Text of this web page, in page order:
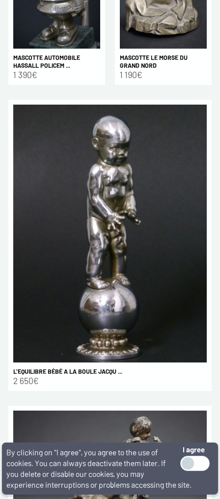
MASCOTTE AUTOMOBILE
HASSALL POLICEM ...
1 390€
MASCOTTE LE MORSE DU
GRAND NORD
1 190€
L'EQUILIBRE BÉBÉ A LA BOULE JACQU ...
2 650€
I agree
By clicking on "I agree", you agree to the use of
cookies. You can always deactivate them later. If
you delete or disable our cookies, you may
experience interruptions or problems accessing the site.